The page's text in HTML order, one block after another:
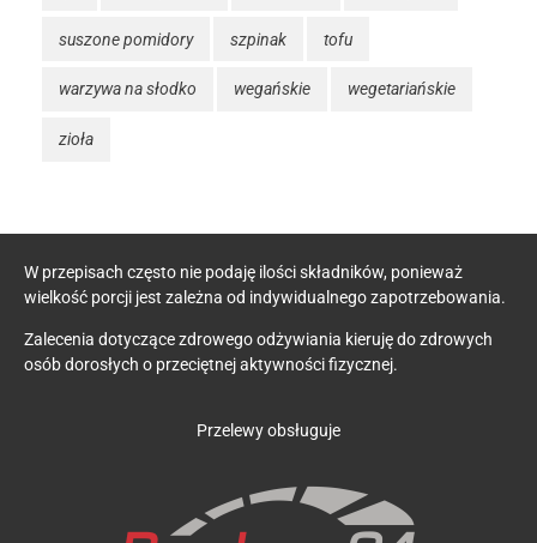
suszone pomidory szpinak tofu
warzywa na słodko wegańskie wegetariańskie
zioła
W przepisach często nie podaję ilości składników, ponieważ
wielkość porcji jest zależna od indywidualnego zapotrzebowania.
Zalecenia dotyczące zdrowego odżywiania kieruję do zdrowych
osób dorosłych o przeciętnej aktywności fizycznej.
Przelewy obsługuje